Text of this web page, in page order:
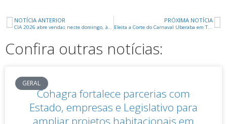
NOTÍCIA ANTERIOR
CIA 2026 abre vendas neste domingo, às 14h
PRÓXIMA NOTÍCIA
Eleita a Corte do Carnaval Uberaba em Tom Maior na Terra de Gigantes
Confira outras notícias:
GERAL
Cohagra fortalece parcerias com
Estado, empresas e Legislativo para
ampliar projetos habitacionais em